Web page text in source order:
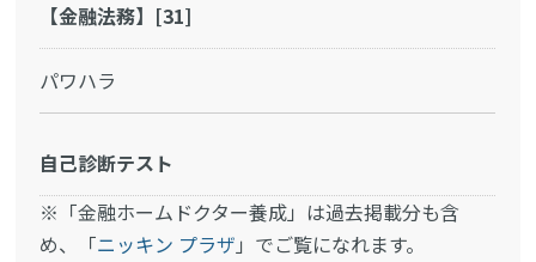
【金融法務】[31]
パワハラ
自己診断テスト
※「金融ホームドクター養成」は過去掲載分も含
め、「ニッキン プラザ 」でご覧になれます。